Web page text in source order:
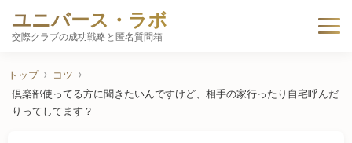
ユニバース・ラボ
交際クラブの成功戦略と匿名質問箱
トップ
コツ
倶楽部使ってる方に聞きたいんですけど、相手の家行ったり自宅呼んだ
りってしてます？